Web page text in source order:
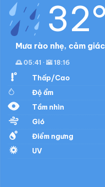
32°
Mưa rào nhẹ, cảm
🌅 05:41 · 🌇 18:16
Thấp/Cao
Độ ẩm
Tầm nhìn
Gió
Điểm ngưng
UV